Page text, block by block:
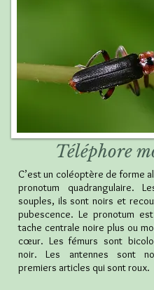
Téléphore
C’est un coléoptère de forme
pronotum quadrangulaire.
souples, ils sont noirs et
pubescence. Le pronotum
tache centrale noire plus ou
cœur. Les fémurs sont
noir. Les antennes sont
premiers articles qui sont roux.